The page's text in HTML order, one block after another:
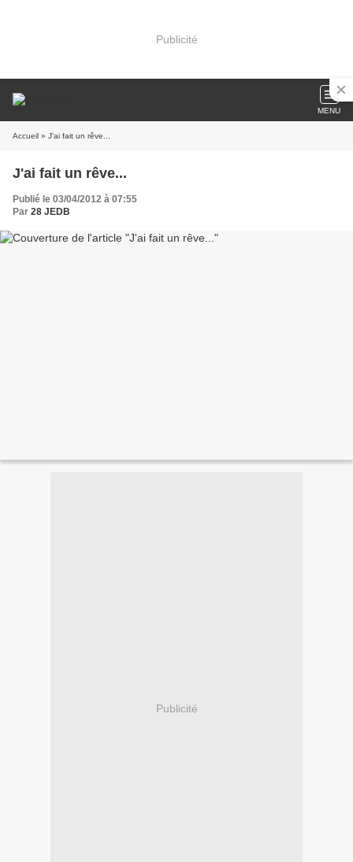
Publicité
MENU
Accueil » J'ai fait un rêve...
J'ai fait un rêve...
Publié le 03/04/2012 à 07:55
Par 28 JEDB
Publicité